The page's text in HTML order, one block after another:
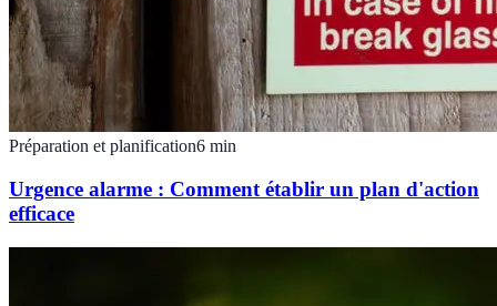
Préparation et planification6 min
Urgence alarme : Comment établir un plan d'action
efficace